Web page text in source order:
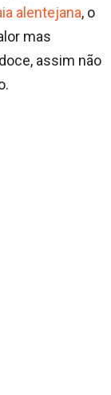
alentejana, o
mas
assim não